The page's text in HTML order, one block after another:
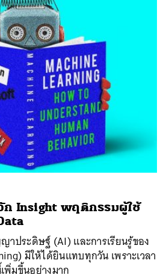
ก Insight พฤติกรรมผู้ใช้
าประดิษฐ์ (AI) และการเรียนรู้ของ
มีให้ได้ยินแทบทุกวัน เพราะเวลา
มขึ้นอย่างมาก